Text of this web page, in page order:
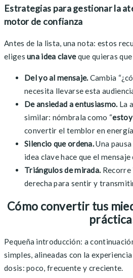
Estrategias para gestionar la
motor de confianza
Antes de la lista, una nota: estos
eligesuna idea claveque quieras
Del yo al mensaje.Cambia
necesita llevarse esta
De ansiedad a entusiasmo.La
similar: nómbrala como “estoy
convertir el temblor en
Silencio que ordena.Una
idea clave hace que el mensaje
Triángulos de mirada.Recorre
derecha para sentir y
Cómo convertir tus
Pequeña introducción: a
simples, alineadas con la experiencia
dosis: poco, frecuente y creciente.